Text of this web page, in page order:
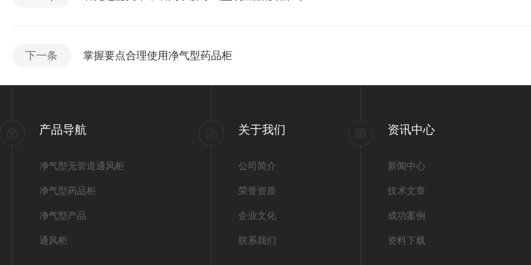
下一条 掌握要点合理使用净气型药品柜
产品导航
净气型无管道通风柜
净气型药品柜
净气型产品
通风柜
关于我们
公司简介
荣誉资质
企业文化
联系我们
资讯中心
新闻中心
技术文章
成功案例
资料下载